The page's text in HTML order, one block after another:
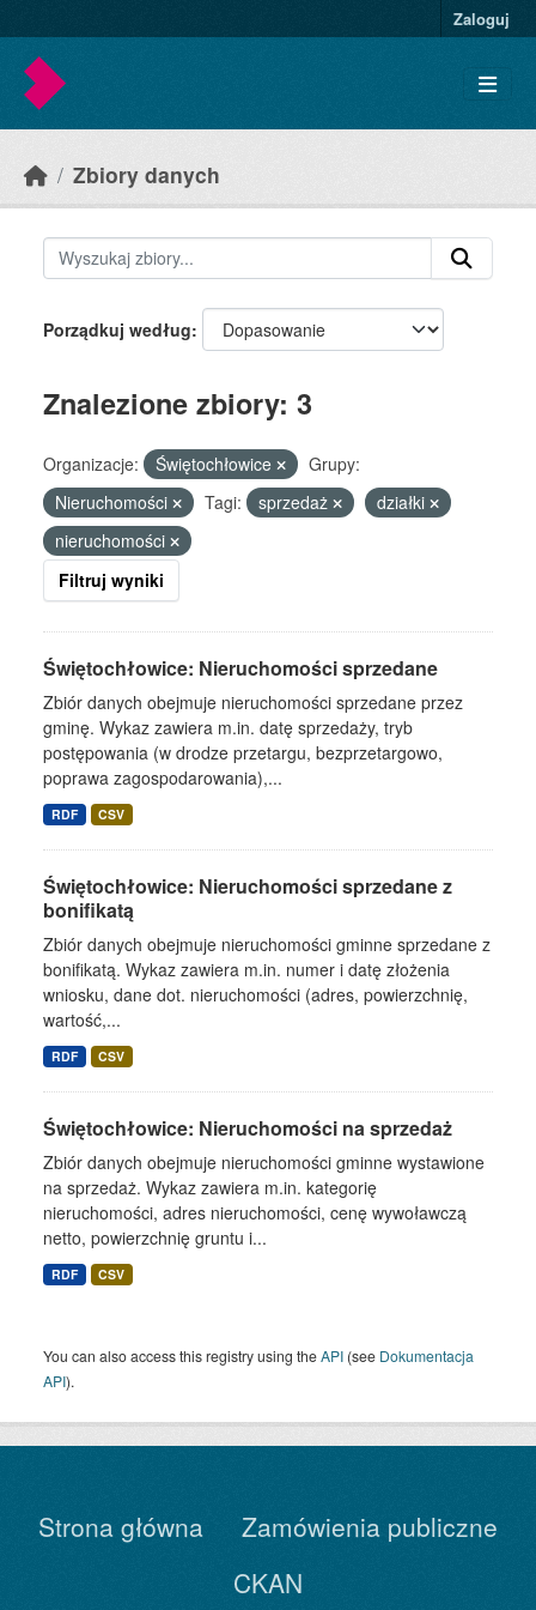
Zaloguj
Zbiory danych
Porządkuj według
Znalezione zbiory: 3
Organizacje: Świętochłowice
Grupy:
Nieruchomości
Tagi: sprzedaż
działki
nieruchomości
Filtruj wyniki
Świętochłowice: Nieruchomości sprzedane
Zbiór danych obejmuje nieruchomości sprzedane przez
gminę. Wykaz zawiera m.in. datę sprzedaży, tryb
postępowania (w drodze przetargu, bezprzetargowo,
poprawa zagospodarowania),...
RDF CSV
Świętochłowice: Nieruchomości sprzedane z
bonifikatą
Zbiór danych obejmuje nieruchomości gminne sprzedane z
bonifikatą. Wykaz zawiera m.in. numer i datę złożenia
wniosku, dane dot. nieruchomości (adres, powierzchnię,
wartość,...
RDF CSV
Świętochłowice: Nieruchomości na sprzedaż
Zbiór danych obejmuje nieruchomości gminne wystawione
na sprzedaż. Wykaz zawiera m.in. kategorię
nieruchomości, adres nieruchomości, cenę wywoławczą
netto, powierzchnię gruntu i...
RDF CSV
You can also access this registry using theAPI (see Dokumentacja
API).
Strona główna
Zamówienia publiczne
CKAN